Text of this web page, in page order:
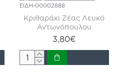
ΕΙΔΗ-00002888
Κριθαράκι Ζέας Λευκό
Αντωνόπουλου
3,80€